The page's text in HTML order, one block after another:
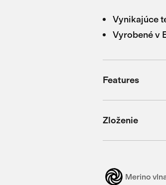
Vynikajúce
Vyrobené v
Features
Zloženie
Merino